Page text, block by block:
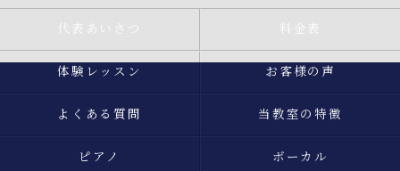
代表あいさつ 料金表
体験レッスン お客様の声
よくある質問 当教室の特徴
ピアノ ボーカル